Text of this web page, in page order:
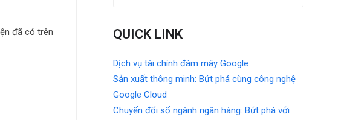
đã có trên
QUICK LINK
Dịch vụ tài chính đám mây Google
Sản xuất thông minh: Bứt phá cùng công nghệ
Google Cloud
Chuyển đổi số ngành ngân hàng: Bứt phá với